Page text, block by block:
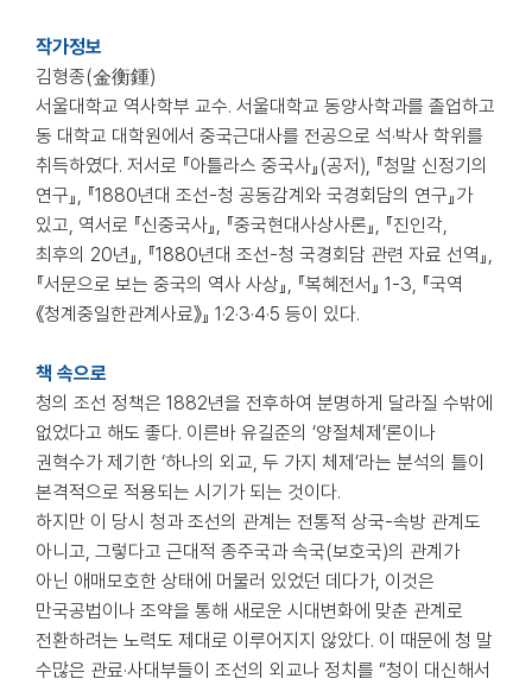
작가정보
김형종(金衡鍾)
서울대학교 역사학부 교수. 서울대학교 동양사학과를 졸업하고
동 대학교 대학원에서 중국근대사를 전공으로 석·박사 학위를
취득하였다. 저서로 『아틀라스 중국사』(공저), 『청말 신정기의
연구』, 『1880년대 조선-청 공동감계와 국경회담의 연구』가
있고, 역서로 『신중국사』, 『중국현대사상사론』, 『진인각,
최후의 20년』, 『1880년대 조선-청 국경회담 관련 자료 선역』,
『서문으로 보는 중국의 역사 사상』, 『복혜전서』 1-3, 『국역
《청계중일한관계사료》』 1·2·3·4·5 등이 있다.
책 속으로
청의 조선 정책은 1882년을 전후하여 분명하게 달라질 수밖에
없었다고 해도 좋다. 이른바 유길준의 ‘양절체제’론이나
권혁수가 제기한 ‘하나의 외교, 두 가지 체제’라는 분석의 틀이
본격적으로 적용되는 시기가 되는 것이다.
하지만 이 당시 청과 조선의 관계는 전통적 상국-속방 관계도
아니고, 그렇다고 근대적 종주국과 속국(보호국)의 관계가
아닌 애매모호한 상태에 머물러 있었던 데다가, 이것은
만국공법이나 조약을 통해 새로운 시대변화에 맞춘 관계로
전환하려는 노력도 제대로 이루어지지 않았다. 이 때문에 청 말
수많은 관료·사대부들이 조선의 외교나 정치를 “청이 대신해서